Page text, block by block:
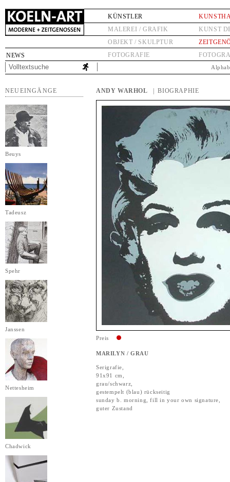
NEWS
KÜNSTLER
MALEREI / GRAFIK
OBJEKT / SKULPTUR
FOTOGRAFIE
KUNST
NEUEINGÄNGE
Beuys
Tadeusz
Spehr
Janssen
Nettesheim
Chadwick
ANDY WARHOL | BIOGRAPHIE
Preis
MARILYN / GRAU
Serigrafie,
91x91 cm,
grau/schwarz,
gestempelt (blau) rückseitig
sunday b. morning, fill in your own signature,
guter Zustand